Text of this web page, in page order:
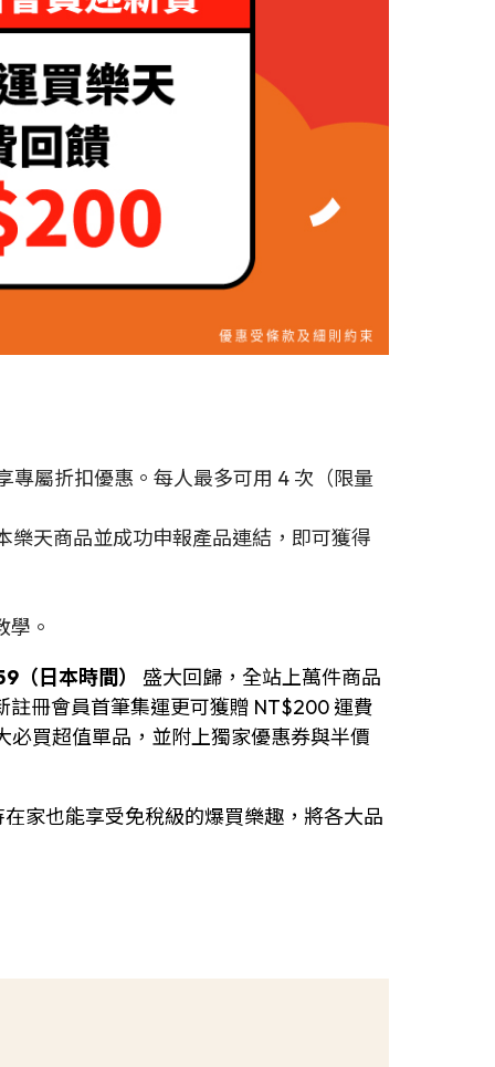
專屬折扣優惠。每人最多可用 4 次（限量
樂天商品並成功申報產品連結，即可獲得
。
日本時間）
盛大回歸，全站上萬件商品
冊會員首筆集運更可獲贈 NT$200 運費
買超值單品，並附上獨家優惠券與半價
家也能享受免稅級的爆買樂趣，將各大品